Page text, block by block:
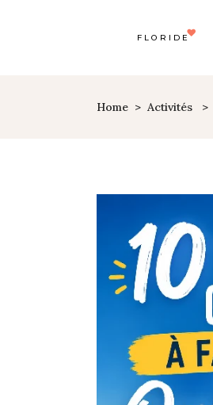
FLORIDE
Home > Activités >